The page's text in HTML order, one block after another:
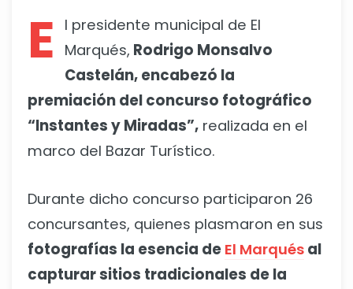
E
l presidente municipal de El
Marqués, Rodrigo Monsalvo
Castelán, encabezó la
premiación del concurso fotográfico
“Instantes y Miradas”, realizada en el
marco del Bazar Turístico.
Durante dicho concurso participaron 26
concursantes, quienes plasmaron en sus
fotografías la esencia de El Marqués al
capturar sitios tradicionales de la